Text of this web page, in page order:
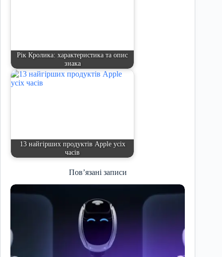
Рік Кролика: характеристика та опис
знака
13 найгірших продуктів Apple усіх
часів
Пов’язані записи